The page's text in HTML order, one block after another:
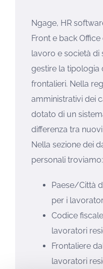
Ngage, HR
Front e back
lavoro e società di
gestire la tipologia
frontalieri. Nella
amministrativi dei
dotato di un
differenza tra
Nella sezione dei
personali troviamo:
Paese/Città
per i
Codice
lavoratori
Frontaliere
lavoratori